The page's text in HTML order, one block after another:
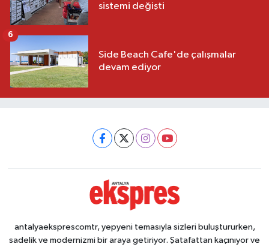
sistemi değişti
Side Beach Cafe'de çalışmalar
devam ediyor
6
antalyaeksprescomtr, yepyeni temasıyla sizleri buluştururken,
sadelik ve modernizmi bir araya getiriyor. Şatafattan kaçınıyor ve